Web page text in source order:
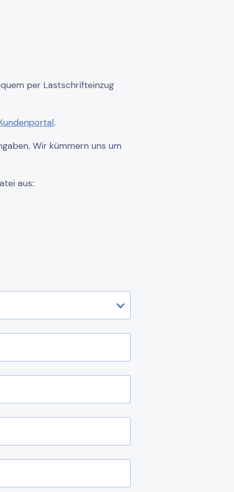
per Lastschrifteinzug
.
Wir kümmern uns um
aus: